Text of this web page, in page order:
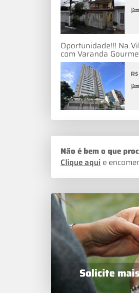
Oportunidade!!! Na
com Varanda
R$
Não é bem o que
Clique aqui e
Solicite